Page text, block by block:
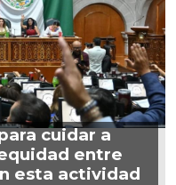
cuidar a
entre
esta actividad